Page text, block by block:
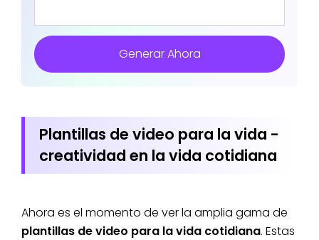
Generar Ahora
Plantillas de video para la vida -
creatividad en la vida cotidiana
Ahora es el momento de ver la amplia gama de
plantillas de video para la vida cotidiana. Estas